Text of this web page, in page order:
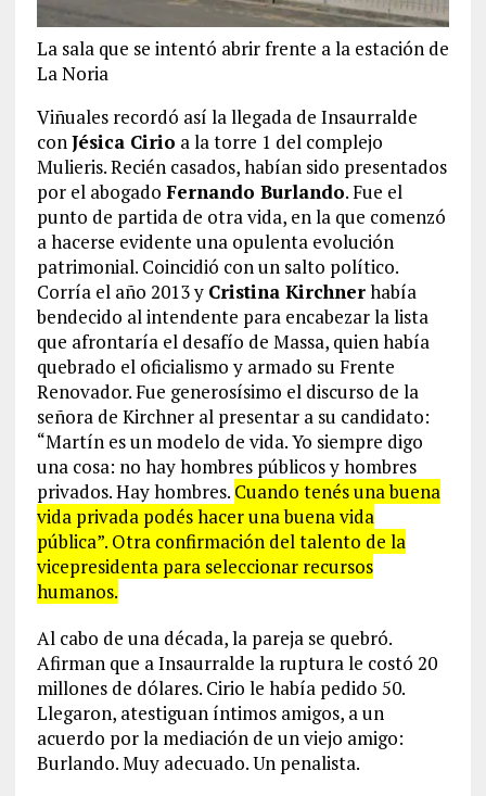
La sala que se intentó abrir frente a la estación de
La Noria
Viñuales recordó así la llegada de Insaurralde
conJésica Cirio a la torre 1 del complejo
Mulieris. Recién casados, habían sido presentados
por el abogado Fernando Burlando. Fue el
punto de partida de otra vida, en la que comenzó
a hacerse evidente una opulenta evolución
patrimonial. Coincidió con un salto político.
Corría el año 2013 y Cristina Kirchnerhabía
bendecido al intendente para encabezar la lista
que afrontaría el desafío de Massa, quien había
quebrado el oficialismo y armado su Frente
Renovador. Fue generosísimo el discurso de la
señora de Kirchner al presentar a su candidato:
“Martín es un modelo de vida. Yo siempre digo
una cosa: no hay hombres públicos y hombres
privados. Hay hombres. Cuando tenés una buena
vida privada podés hacer una buena vida
pública”. Otra confirmación del talento de la
vicepresidenta para seleccionar recursos
humanos.
Al cabo de una década, la pareja se quebró.
Afirman que a Insaurralde la ruptura le costó 20
millones de dólares. Cirio le había pedido 50.
Llegaron, atestiguan íntimos amigos, a un
acuerdo por la mediación de un viejo amigo:
Burlando. Muy adecuado. Un penalista.